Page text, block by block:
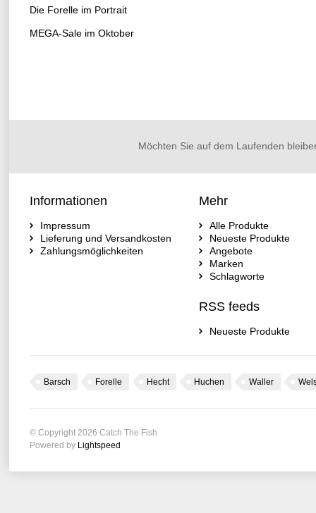
Die Forelle im Portrait
MEGA-Sale im Oktober
Möchten Sie auf dem Laufenden
Informationen
Impressum
Lieferung und Versandkosten
Zahlungsmöglichkeiten
Mehr
Alle Produkte
Neueste Produkte
Angebote
Marken
Schlagworte
RSS feeds
Neueste Produkte
Barsch Forelle Hecht Huchen Waller
© Copyright 2026 Catch The Fish
Powered by Lightspeed